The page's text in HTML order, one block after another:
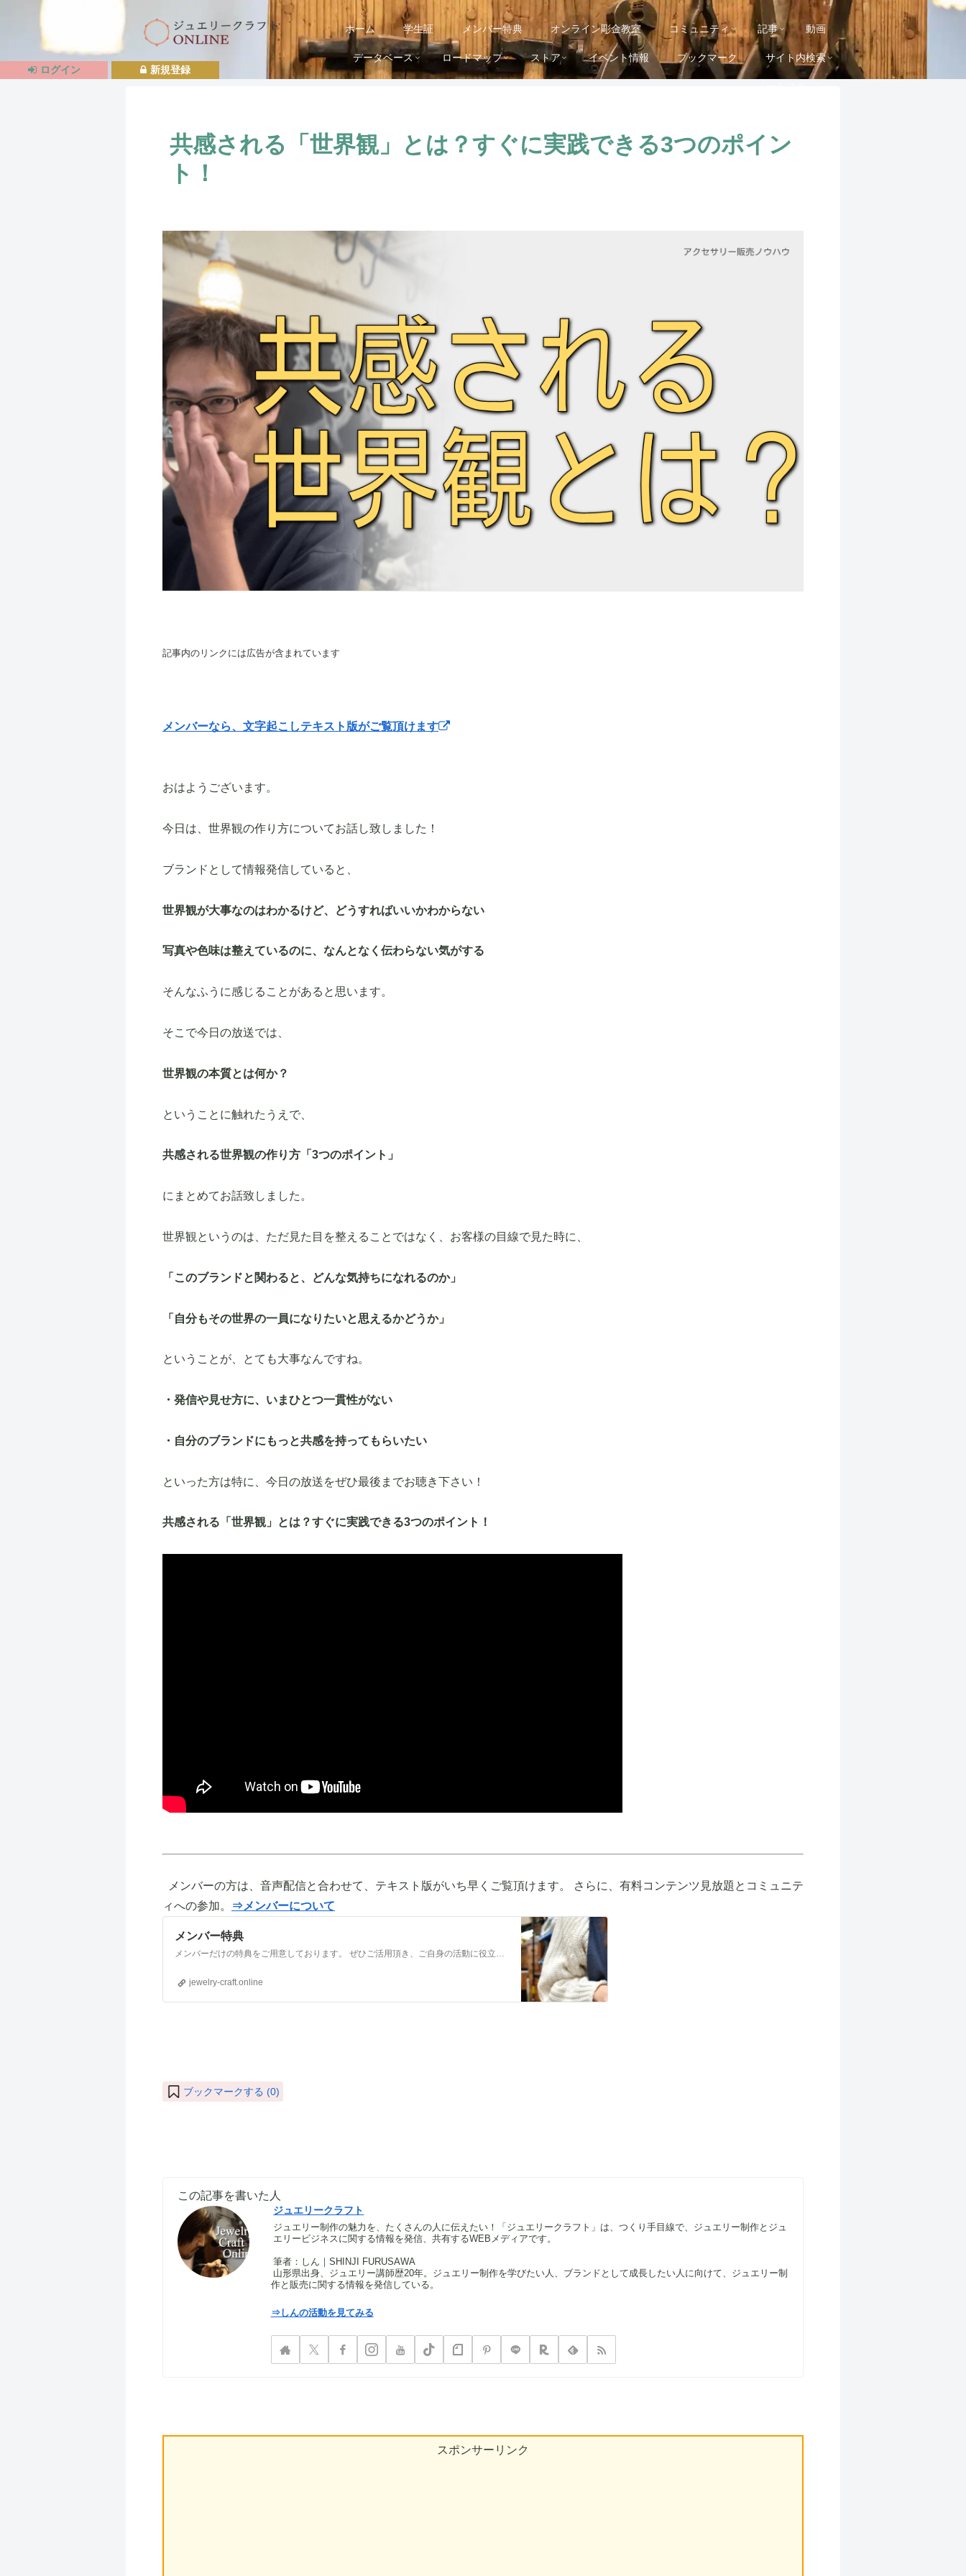
ホーム 学生証 メンバー特典 オンライン彫金教室 コミュニティ 記事 動画
データベース ロードマップ ストア イベント情報 ブックマーク サイト内検索
共感される「世界観」とは？すぐに実践できる3つのポイン
ト！
記事内のリンクには広告が含まれています
メンバーなら、文字起こしテキスト版がご覧頂けます
おはようございます。
今日は、世界観の作り方についてお話し致しました！
ブランドとして情報発信していると、
世界観が大事なのはわかるけど、どうすればいいかわからない
写真や色味は整えているのに、なんとなく伝わらない気がする
そんなふうに感じることがあると思います。
そこで今日の放送では、
世界観の本質とは何か？
ということに触れたうえで、
共感される世界観の作り方「3つのポイント」
にまとめてお話致しました。
世界観というのは、ただ見た目を整えることではなく、お客様の目線で見た時に、
「このブランドと関わると、どんな気持ちになれるのか」
「自分もその世界の一員になりたいと思えるかどうか」
ということが、とても大事なんですね。
・発信や見せ方に、いまひとつ一貫性がない
・自分のブランドにもっと共感を持ってもらいたい
といった方は特に、今日の放送をぜひ最後までお聴き下さい！
共感される「世界観」とは？すぐに実践できる3つのポイント！
メンバーの方は、音声配信と合わせて、テキスト版がいち早くご覧頂けます。 さらに、有料コンテンツ見放題とコミュニテ
ィへの参加。
⇒メンバーについて
メンバー特典
メンバーだけの特典をご用意しております。 ぜひご活用頂き、ご自身の活動に役立てて下さい。 ⇒メンバーについて詳しく見てみる メンバーになる （） ①有料コンテンツが見放題！ ジュエリー制作に関する情報やビジネス情報やブランディングに関する情
jewelry-craft.online
ブックマークする (0)
この記事を書いた人
ジュエリークラフト
ジュエリー制作の魅力を、たくさんの人に伝えたい！「ジュエリークラフト」は、つくり手目線で、ジュエリー制作とジュ
エリービジネスに関する情報を発信、共有するWEBメディアです。
筆者：しん｜SHINJI FURUSAWA
山形県出身、ジュエリー講師歴20年。ジュエリー制作を学びたい人、ブランドとして成長したい人に向けて、ジュエリー制
作と販売に関する情報を発信している。
⇒しんの活動を見てみる
スポンサーリンク
新規登録
ログイン